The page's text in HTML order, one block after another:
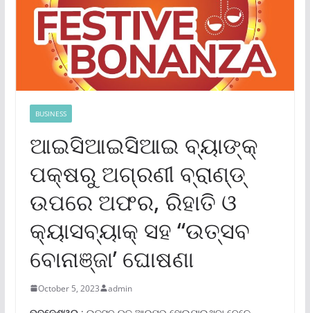
BUSINESS
ଆଇସିଆଇସିଆଇ ବ୍ୟାଙ୍କ୍
ପକ୍ଷରୁ ଅଗ୍ରଣୀ ବ୍ରାଣ୍ଡ୍
ଉପରେ ଅଫର, ରିହାତି ଓ
କ୍ୟାସବ୍ୟାକ୍ ସହ “ଉତ୍ସବ
ବୋନାଞ୍ଜା’ ଘୋଷଣା
October 5, 2023 admin